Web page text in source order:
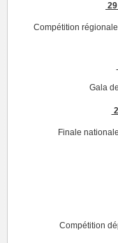
Compétition
Gala
Finale
Compétition